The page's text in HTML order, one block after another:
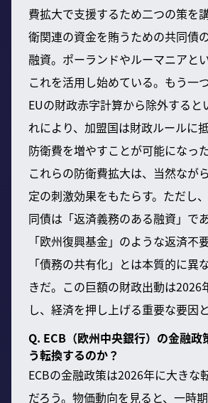
費拡大で支援するため二つの策を
衛関連の資金を賄うための共同債
融資。ポーランドやルーマニアと
これを活用し始めている。もう一
EUの財政赤字計算から除外すると
れにより、加盟国は財政ルールに
防衛費を増やすことが可能になった
これらの防衛費拡大は、当然なが
定の刺激効果をもたらす。ただし
同債は「返済義務のある融資」で
「欧州復興基金」のような返済不
「債務の共有化」とは本質的に異
きだ。この巨額の財政出動は2026
し、経済を押し上げる重要な要因
Q. ECB（欧州中央銀行）の金融政
う転換するのか？
ECBの金融政策は2026年に大きな
だろう。物価動向を見ると、一時